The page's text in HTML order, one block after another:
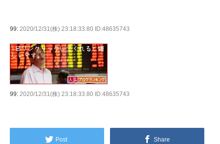
99: 2020/12/31(株) 23:18:33.80 ID:48635743
99: 2020/12/31(株) 23:18:33.80 ID:48635743
Post Share